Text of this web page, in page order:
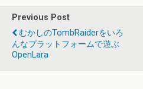
Previous Post
むかしのTombRaiderをいろ
んなプラットフォームで遊ぶ
OpenLara